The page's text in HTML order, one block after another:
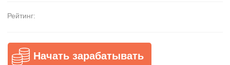
Рейтинг:
Начать зарабатывать